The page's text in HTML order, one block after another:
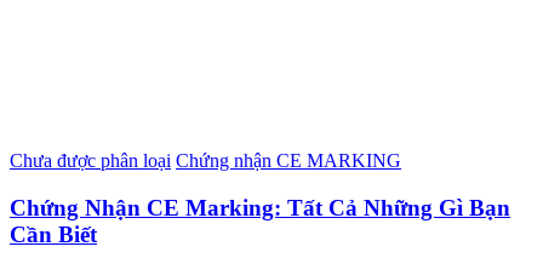
Chưa được phân loại Chứng nhận CE MARKING
Chứng Nhận CE Marking: Tất Cả Những Gì Bạn
Cần Biết